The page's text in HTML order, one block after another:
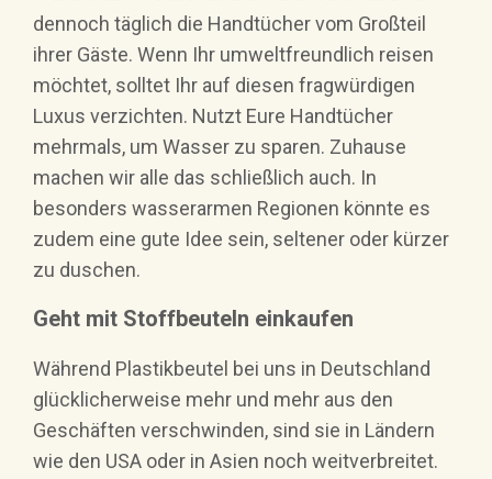
dennoch täglich die Handtücher vom Großteil
ihrer Gäste. Wenn Ihr umweltfreundlich reisen
möchtet, solltet Ihr auf diesen fragwürdigen
Luxus verzichten. Nutzt Eure Handtücher
mehrmals, um Wasser zu sparen. Zuhause
machen wir alle das schließlich auch. In
besonders wasserarmen Regionen könnte es
zudem eine gute Idee sein, seltener oder kürzer
zu duschen.
Geht mit Stoffbeuteln einkaufen
Während Plastikbeutel bei uns in Deutschland
glücklicherweise mehr und mehr aus den
Geschäften verschwinden, sind sie in Ländern
wie den USA oder in Asien noch weitverbreitet.